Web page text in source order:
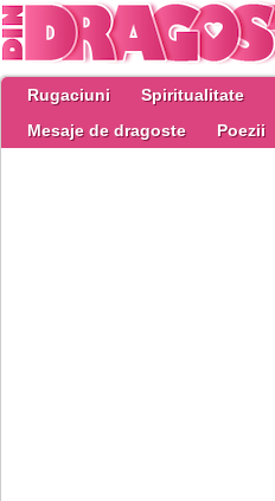
Rugaciuni Spiritualitate
Mesaje de dragoste
Poezii